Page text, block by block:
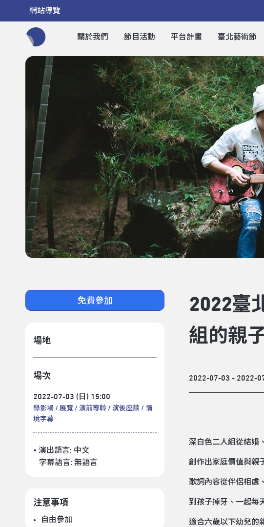
網站導覽
關於我們 節目活動 平台計畫 臺北藝術節
免費參加
場地
場次
2022-07-03 (日) 15:00
錄影場 展覽 演前導聆 演後座談
情
境字幕
• 演出語言: 中文
字幕語言: 無語言
注意事項
自由參加
2022臺
組的親
2022-07-03 - 2022-
深白色二人組從結婚
創作出家庭價值與親
歌詞內容從伴侶相處
到孩子掉牙、一起每
適合六歲以下幼兒的